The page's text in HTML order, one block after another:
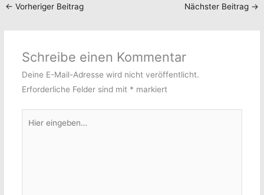
← Vorheriger Beitrag Nächster Beitrag →
Schreibe einen Kommentar
Deine E-Mail-Adresse wird nicht veröffentlicht.
Erforderliche Felder sind mit * markiert
eingeben…